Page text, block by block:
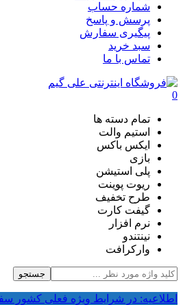
شماره حساب
پرسش و پاسخ
پیگیری سفارش
سبد خرید
تماس با ما
0
تمام دسته ها
استیم والت
ایکس باکس
بازی
پلی استیشن
ریوت پوینت
طرح تخفیف
گیفت کارت
نرم افزار
نینتندو
وارکرافت
جستجو
اطلاعیه: در شرایط ویژه فعلی کشور